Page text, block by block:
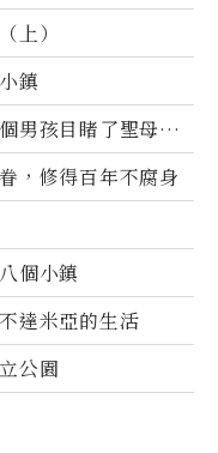
上）
鎮
男孩目睹了聖母顯
，修得百年不腐身
個小鎮
達米亞的生活
公園